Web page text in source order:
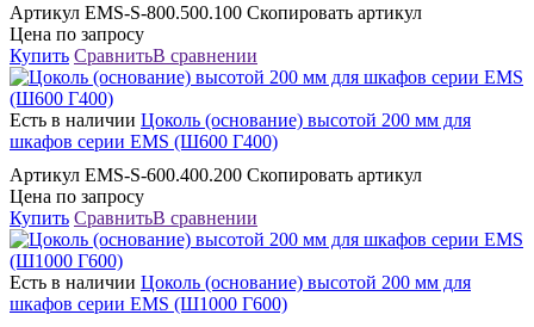
Артикул EMS-S-800.500.100 Скопировать артикул
Цена по запросу
Купить СравнитьВ сравнении
Есть в наличии Цоколь (основание) высотой 200 мм для
шкафов серии EMS (Ш600 Г400)
Артикул EMS-S-600.400.200 Скопировать артикул
Цена по запросу
Купить СравнитьВ сравнении
Есть в наличии Цоколь (основание) высотой 200 мм для
шкафов серии EMS (Ш1000 Г600)